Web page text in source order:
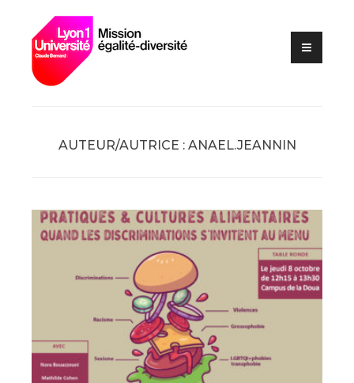
content
Bernard Lyon
AUTEUR/AUTRICE : ANAEL.JEANNIN